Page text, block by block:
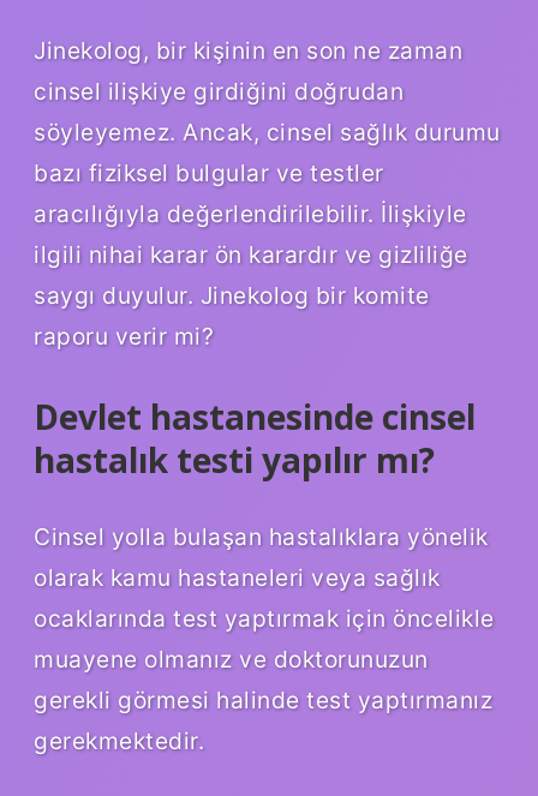
Jinekolog, bir kişinin en son ne zaman
cinsel ilişkiye girdiğini doğrudan
söyleyemez. Ancak, cinsel sağlık durumu
bazı fiziksel bulgular ve testler
aracılığıyla değerlendirilebilir. İlişkiyle
ilgili nihai karar ön karardır ve gizliliğe
saygı duyulur. Jinekolog bir komite
raporu verir mi?
Devlet hastanesinde cinsel
hastalık testi yapılır mı?
Cinsel yolla bulaşan hastalıklara yönelik
olarak kamu hastaneleri veya sağlık
ocaklarında test yaptırmak için öncelikle
muayene olmanız ve doktorunuzun
gerekli görmesi halinde test yaptırmanız
gerekmektedir.